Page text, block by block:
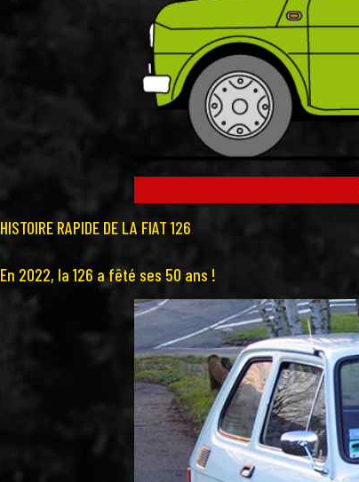
HISTOIRE RAPIDE DE LA FIAT 126
En 2022, la 126 a fêté ses 50 ans !